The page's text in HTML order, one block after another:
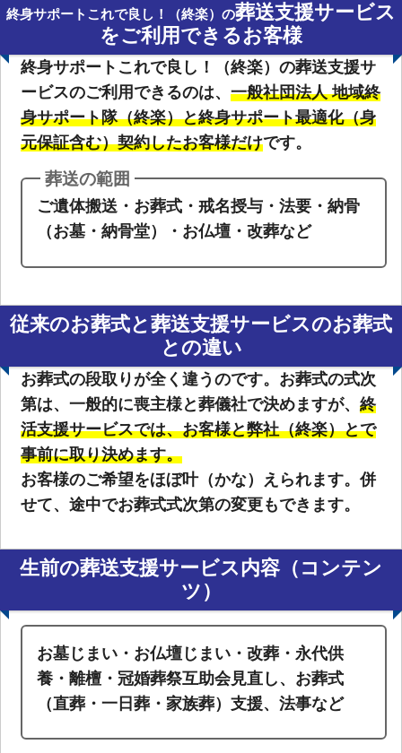
終身サポートこれで良し！（終楽）の葬送支援サービス
をご利用できるお客様
終身サポートこれで良し！（終楽）の葬送支援サ
ービスのご利用できるのは、 一般社団法人 地域終
身サポート隊（終楽）と終身サポート最適化（身
元保証含む）契約したお客様だけです。
葬送の範囲
ご遺体搬送・お葬式・戒名授与・法要・納骨
（お墓・納骨堂）・お仏壇・改葬など
従来のお葬式と葬送支援サービスのお葬式
との違い
お葬式の段取りが全く違うのです。お葬式の式次
第は、一般的に喪主様と葬儀社で決めますが、 終
活支援サービスでは、お客様と弊社（終楽）とで
事前に取り決めます。
お客様のご希望をほぼ叶（かな）えられます。併
せて、途中でお葬式式次第の変更もできます。
生前の葬送支援サービス内容（コンテン
ツ）
お墓じまい・お仏壇じまい・改葬・永代供
養・離檀・冠婚葬祭互助会見直し、お葬式
（直葬・一日葬・家族葬）支援、法事など